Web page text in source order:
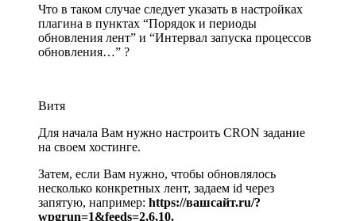
Что в таком случае следует указать в настройках
плагина в пунктах “Порядок и периоды
обновления лент” и “Интервал запуска процессов
обновления…” ?
Витя
Для начала Вам нужно настроить CRON задание
на своем хостинге.
Затем, если Вам нужно, чтобы обновлялось
несколько конкретных лент, задаем id через
запятую, например: https://вашсайт.ru/?
wpgrun=1&feeds=2,6,10.